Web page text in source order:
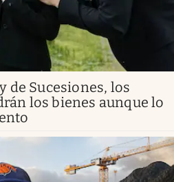
de Sucesiones, los
los bienes aunque lo